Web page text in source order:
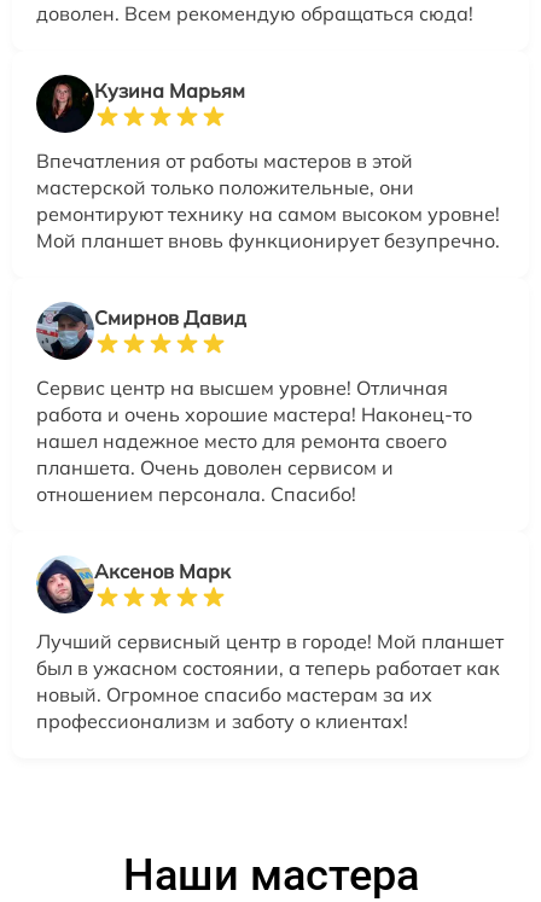
доволен. Всем рекомендую обращаться сюда!
Кузина Марьям
Впечатления от работы мастеров в этой
мастерской только положительные, они
ремонтируют технику на самом высоком уровне!
Мой планшет вновь функционирует безупречно.
Смирнов Давид
Сервис центр на высшем уровне! Отличная
работа и очень хорошие мастера! Наконец-то
нашел надежное место для ремонта своего
планшета. Очень доволен сервисом и
отношением персонала. Спасибо!
Аксенов Марк
Лучший сервисный центр в городе! Мой планшет
был в ужасном состоянии, а теперь работает как
новый. Огромное спасибо мастерам за их
профессионализм и заботу о клиентах!
Наши мастера